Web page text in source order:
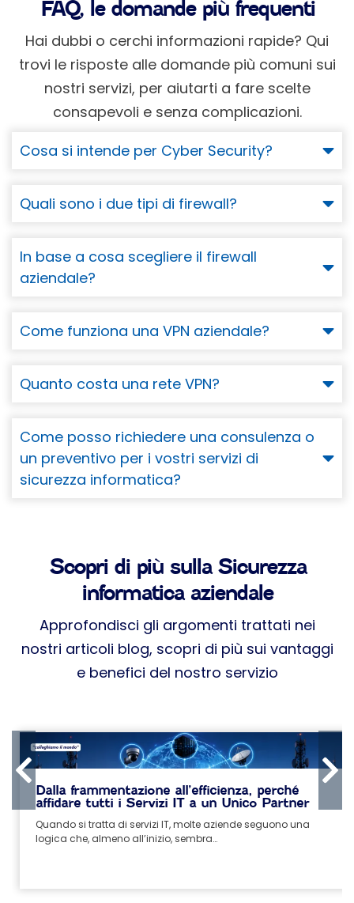
FAQ, le domande più frequenti
Hai dubbi o cerchi informazioni rapide? Qui
trovi le risposte alle domande più comuni sui
nostri servizi, per aiutarti a fare scelte
consapevoli e senza complicazioni.
Cosa si intende per Cyber Security?
Quali sono i due tipi di firewall?
In base a cosa scegliere il firewall
aziendale?
Come funziona una VPN aziendale?
Quanto costa una rete VPN?
Come posso richiedere una consulenza o
un preventivo per i vostri servizi di
sicurezza informatica?
Scopri di più sulla Sicurezza
informatica aziendale
Approfondisci gli argomenti trattati nei
nostri articoli blog, scopri di più sui vantaggi
e benefici del nostro servizio
Dalla frammentazione all’efficienza, perché
affidare tutti i Servizi IT a un Unico Partner
Quando si tratta di servizi IT, molte aziende seguono una
logica che, almeno all’inizio, sembra…